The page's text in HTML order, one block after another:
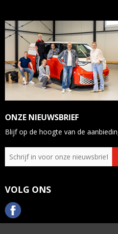
ONZE NIEUWSBRIEF
Blijf op de hoogte van de
VOLG ONS